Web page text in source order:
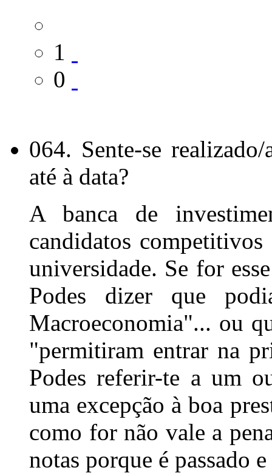
1
0
064. Sente-se
até à data?
A banca de
candidatos
universidade. Se for
Podes dizer que
Macroeconomia"... ou
"permitiram entrar na
Podes referir-te a um
uma excepção à boa
como for não vale a
notas porque é passado